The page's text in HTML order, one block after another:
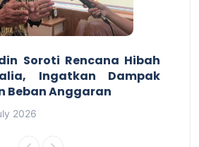
Soroti Rencana Hibah
Ingatkan Dampak
Beban Anggaran
2026